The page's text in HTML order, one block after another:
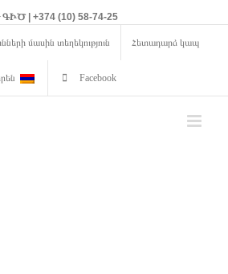
| +374 (10) 58-74-25
մասին տեղեկություն Հետադարձ կապ
Facebook